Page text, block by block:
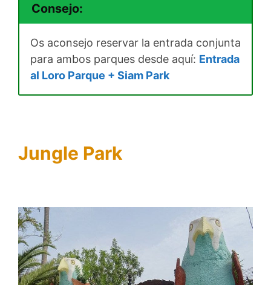
Consejo:
Os aconsejo reservar la entrada conjunta
para ambos parques desde aquí: Entrada
al Loro Parque + Siam Park
Jungle Park